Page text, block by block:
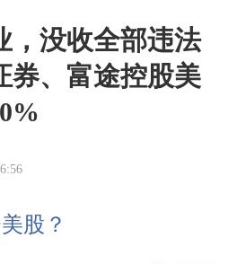
，没收全部违法
券、富途控股美
股？